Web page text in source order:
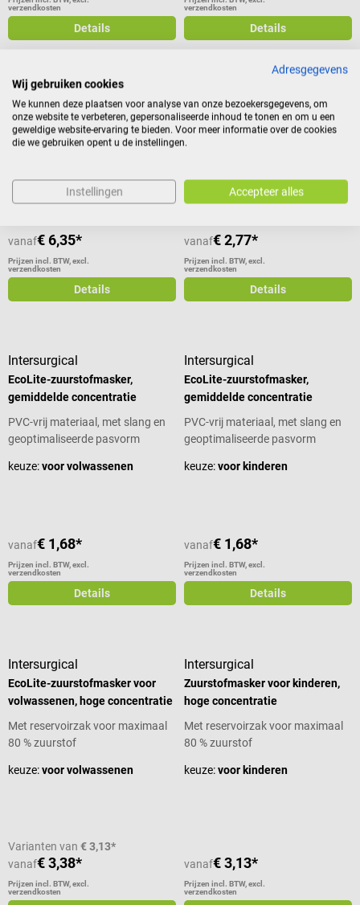
verzendkosten
Details
verzendkosten
Details
Meditrade
Keukenpapier gemaakt van
celstof
absorberend
Inhoud:6 stuk(s)(€ 1,06 /
vanaf€ 6,35*
Prijzen incl. BTW, excl.
verzendkosten
Details
Intersurgical
Cirrus 2 verneveler-set met
EcoLite masker
met een gekalibreerde beker
vanaf€ 2,77*
Prijzen incl. BTW, excl.
verzendkosten
Details
Intersurgical
EcoLite-zuurstofmasker,
gemiddelde concentratie
PVC-vrij materiaal, met slang en
geoptimaliseerde pasvorm
keuze:voor volwassenen
vanaf€ 1,68*
Prijzen incl. BTW, excl.
verzendkosten
Details
Intersurgical
EcoLite-zuurstofmasker,
gemiddelde concentratie
PVC-vrij materiaal, met slang en
geoptimaliseerde pasvorm
keuze:voor kinderen
vanaf€ 1,68*
Prijzen incl. BTW, excl.
verzendkosten
Details
Intersurgical
EcoLite-zuurstofmasker voor
volwassenen, hoge concentratie
Met reservoirzak voor maximaal
80 % zuurstof
keuze:voor volwassenen
Varianten van € 3,13*
vanaf€ 3,38*
Prijzen incl. BTW, excl.
verzendkosten
Intersurgical
Zuurstofmasker voor kinderen,
hoge concentratie
Met reservoirzak voor maximaal
80 % zuurstof
keuze:voor kinderen
vanaf€ 3,13*
Prijzen incl. BTW, excl.
verzendkosten
Adresgegevens
Wij gebruiken cookies
We kunnen deze plaatsen voor analyse van onze bezoekersgegevens, om
onze website te verbeteren, gepersonaliseerde inhoud te tonen en om u een
geweldige website-ervaring te bieden. Voor meer informatie over de cookies
die we gebruiken opent u de instellingen.
Instellingen Accepteer alles